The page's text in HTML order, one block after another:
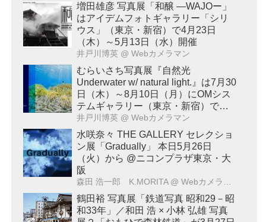
増田雄彦 写真展「和醸 ―WAJOー」
はアイデムフォトギャラリー「シリ
ウス」（東京・新宿）で4月23日
（木）～5月13日（水）開催
井戸川博英 @ Webカメラマン
むらいさち写真展『自然光
Underwater w/ natural light.』は7月30
日（木）～8月10日（月）にOMシス
テムギャラリー（東京・新宿）で開
催！
井戸川博英 @ Webカメラマン
水咲奈々 THE GALLERY セレクショ
ン展「Gradually」 本日5月26日
（火）から @ニコンプラザ東京・大
阪
森田 浩一郎 K.MORITA @ Webカメラマン
鶴田裕 写真展「鉄道写真 昭和29－昭
和33年」／和田 浩 × 小林 弘雄 写真